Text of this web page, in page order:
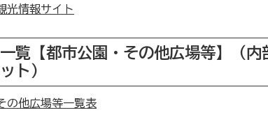
光情報サイト
覧【都市公園・その他広場等】（内
ト）
の他広場等一覧表